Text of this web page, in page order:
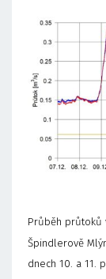
Průběh průtoků
Špindlerově
dnech 10. a 11.